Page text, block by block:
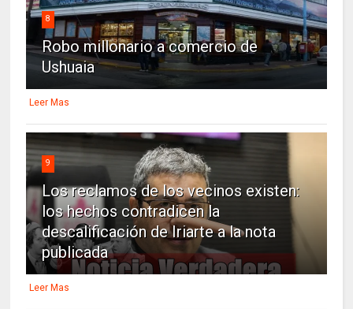
8
Robo millonario a comercio de
Ushuaia
Leer Mas
9
Los reclamos de los vecinos existen:
los hechos contradicen la
descalificación de Iriarte a la nota
publicada
Leer Mas